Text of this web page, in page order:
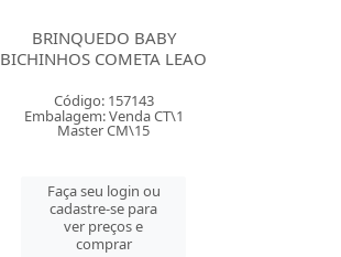
BRINQUEDO BABY
BICHINHOS COMETA LEAO
Código: 157143
Embalagem: Venda CT\1
Master CM\15
Faça seu login ou
cadastre-se para
ver preços e
comprar